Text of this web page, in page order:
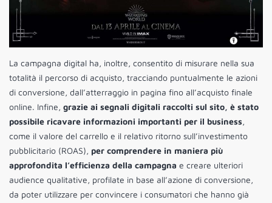
La campagna digital ha, inoltre, consentito di misurare nella sua
totalità il percorso di acquisto, tracciando puntualmente le azioni
di conversione, dall’atterraggio in pagina fino all’acquisto finale
online. Infine, grazie ai segnali digitali raccolti sul sito, è stato
possibile ricavare informazioni importanti per il business,
come il valore del carrello e il relativo ritorno sull’investimento
pubblicitario (ROAS), per comprendere in maniera più
approfondita l’efficienza della campagna e creare ulteriori
audience qualitative, profilate in base all’azione di conversione,
da poter utilizzare per convincere i consumatori che hanno già